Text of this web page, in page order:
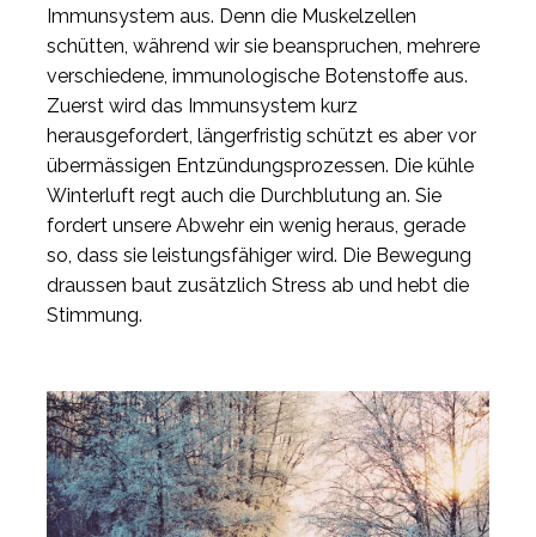
Immunsystem aus. Denn die Muskelzellen
schütten, während wir sie beanspruchen, mehrere
verschiedene, immunologische Botenstoffe aus.
Zuerst wird das Immunsystem kurz
herausgefordert, längerfristig schützt es aber vor
übermässigen Entzündungsprozessen. Die kühle
Winterluft regt auch die Durchblutung an. Sie
fordert unsere Abwehr ein wenig heraus, gerade
so, dass sie leistungsfähiger wird. Die Bewegung
draussen baut zusätzlich Stress ab und hebt die
Stimmung.